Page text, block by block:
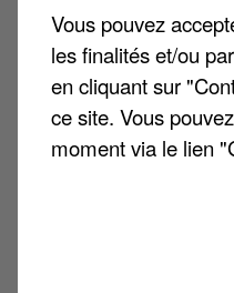
Vous pouvez
les finalités et/ou
en cliquant sur
ce site. Vous
moment via le lien